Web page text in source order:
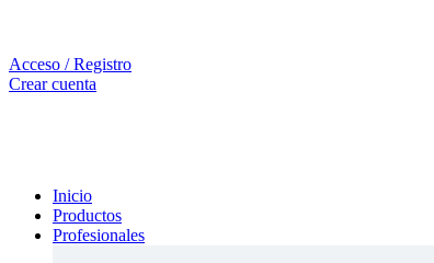
Acceso / Registro
Crear cuenta
Inicio
Productos
Profesionales